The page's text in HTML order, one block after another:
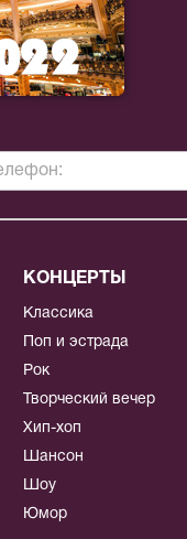
КОНЦЕРТЫ
Классика
Поп и эстрада
Рок
Творческий вечер
Хип-хоп
Шансон
Шоу
Юмор